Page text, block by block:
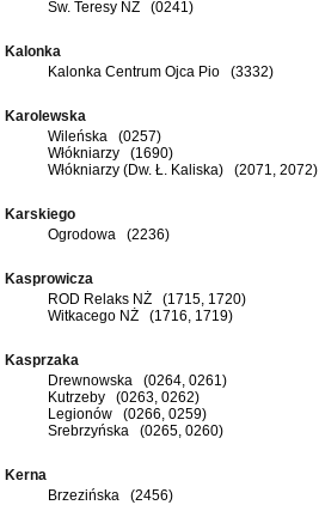
Św. Teresy NŻ (0241)
Kalonka
Kalonka Centrum Ojca Pio (3332)
Karolewska
Wileńska (0257)
Włókniarzy (1690)
Włókniarzy (Dw. Ł. Kaliska) (2071, 2072)
Karskiego
Ogrodowa (2236)
Kasprowicza
ROD Relaks NŻ (1715, 1720)
Witkacego NŻ (1716, 1719)
Kasprzaka
Drewnowska (0264, 0261)
Kutrzeby (0263, 0262)
Legionów (0266, 0259)
Srebrzyńska (0265, 0260)
Kerna
Brzezińska (2456)